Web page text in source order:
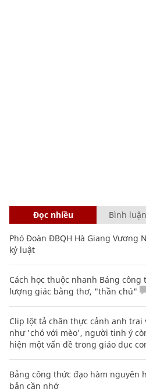
Đọc nhiều Bình
Phó Đoàn ĐBQH Hà Giang Vương
kỷ luật
Cách học thuộc nhanh Bảng công
lượng giác bằng thơ, "thần chú"
Clip lột tả chân thực cảnh anh trai
như 'chó với mèo', người tinh ý
hiện một vấn đề trong giáo dục
Bảng công thức đạo hàm nguyên
bản cần nhớ